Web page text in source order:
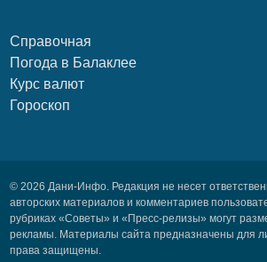
Справочная
Погода в Балаклее
Курс валют
Гороскоп
© 2026 Дани-Инфо. Редакция не несет
авторских материалов и комментариев
рубриках «Советы» и «Пресс-релизы» могут
рекламы. Материалы сайта предназначены для
права защищены.